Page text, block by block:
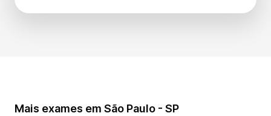
Mais exames em São Paulo - SP